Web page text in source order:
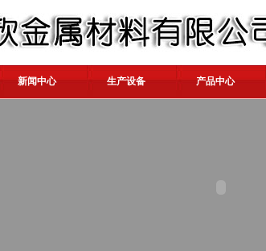
新闻中心 生产设备 产品中心